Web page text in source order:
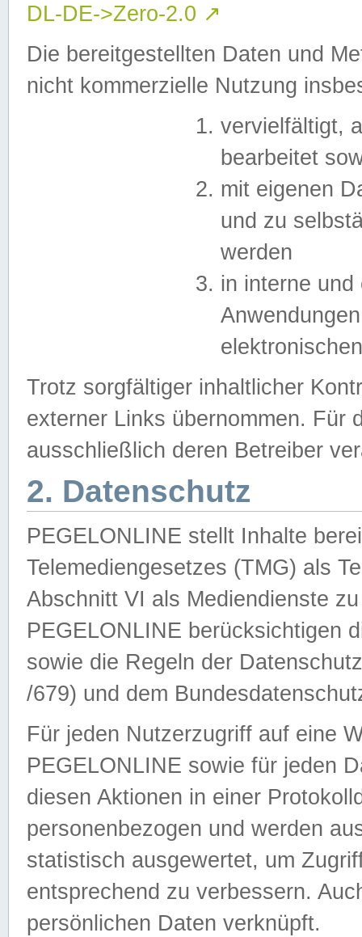
DL-DE->Zero-2.0 ↗
Die bereitgestellten Daten und
nicht kommerzielle Nutzung
vervielfältigt,
bearbeitet
mit eigenen
und zu
werden
in interne
Trotz sorgfältiger inhaltlicher
externer Links übernommen. Für
ausschließlich deren Betreiber
2. Datenschutz
PEGELONLINE stellt Inhalte
Telemediengesetzes (TMG) als
Abschnitt VI als Mediendienste
PEGELONLINE berücksichtigen
sowie die Regeln der
/679) und dem
Für jeden Nutzerzugriff auf eine
PEGELONLINE sowie für jeden
diesen Aktionen in einer
personenbezogen und werden
statistisch ausgewertet, um
entsprechend zu verbessern.
persönlichen Daten verknüpft.